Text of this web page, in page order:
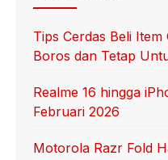
Tips Cerdas Beli
Boros dan Tetap
Realme 16 hingga
Februari 2026
Motorola Razr Fold